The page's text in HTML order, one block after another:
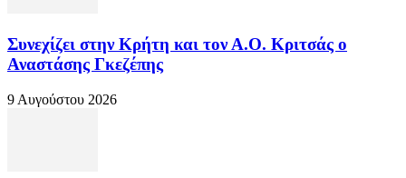
Συνεχίζει στην Κρήτη και τον Α.Ο. Κριτσάς ο
Αναστάσης Γκεζέπης
9 Αυγούστου 2026